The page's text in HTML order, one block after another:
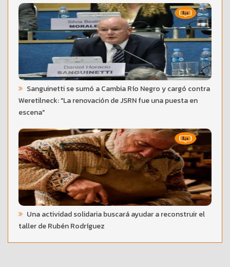
Sanguinetti se sumó a Cambia Río Negro y cargó contra
Weretilneck: "La renovación de JSRN fue una puesta en
escena"
Una actividad solidaria buscará ayudar a reconstruir el
taller de Rubén Rodríguez